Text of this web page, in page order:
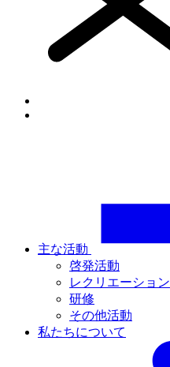
主な活動
啓発活動
レクリエーション
研修
その他活動
私たちについて